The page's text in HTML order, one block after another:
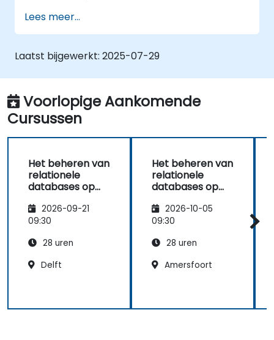
Lees meer...
Laatst bijgewerkt: 2025-07-29
Voorlopige Aankomende
Cursussen
Het beheren van
relationele
databases op
2026-09-21
09:30
28 uren
Delft
Het beheren van
relationele
databases op
2026-10-05
09:30
28 uren
Amersfoort